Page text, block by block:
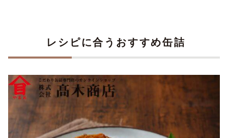
レシピに合うおすすめ缶詰